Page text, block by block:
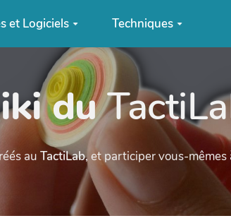
et Logiciels Techniques
du
au TactiLab, et participer vous-